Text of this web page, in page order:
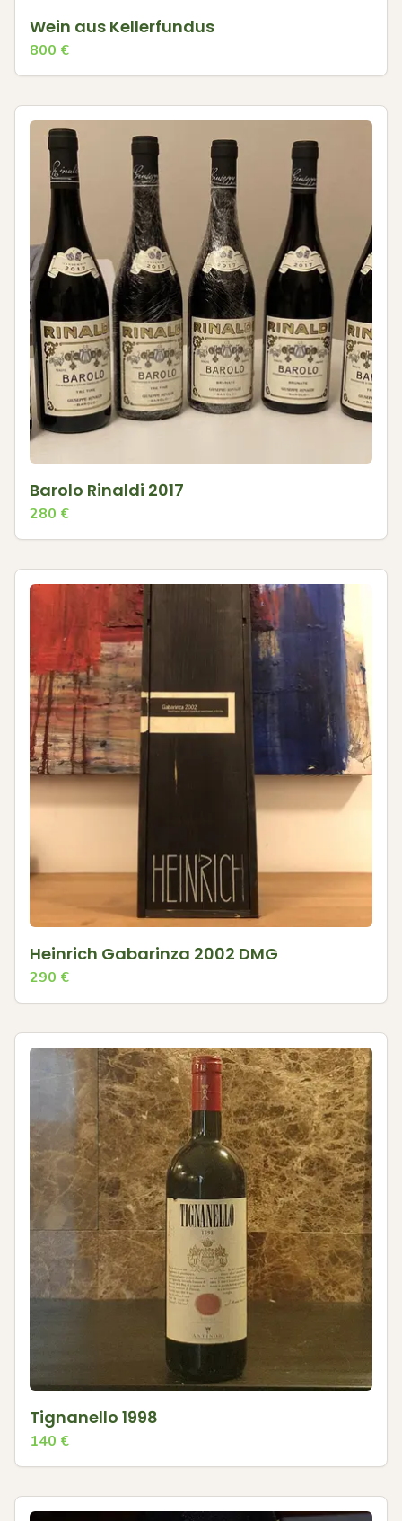
Wein aus Kellerfundus
800 €
Barolo Rinaldi 2017
280 €
Heinrich Gabarinza 2002 DMG
290 €
Tignanello 1998
140 €